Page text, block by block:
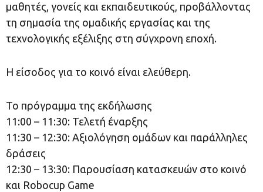
μαθητές, γονείς και εκπαιδευτικούς, προβάλλοντας
τη σημασία της ομαδικής εργασίας και της
τεχνολογικής εξέλιξης στη σύγχρονη εποχή.
Η είσοδος για το κοινό είναι ελεύθερη.
Το πρόγραμμα της εκδήλωσης
11:00 – 11:30: Τελετή έναρξης
11:30 – 12:30: Αξιολόγηση ομάδων και παράλληλες
δράσεις
12:30 – 13:30: Παρουσίαση κατασκευών στο κοινό
και Robocup Game